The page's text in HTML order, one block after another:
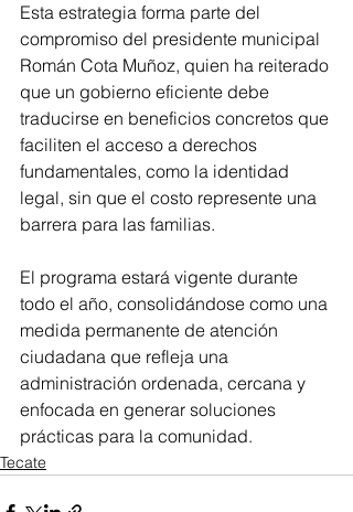
Esta estrategia forma parte del
compromiso del presidente municipal
Román Cota Muñoz, quien ha reiterado
que un gobierno eficiente debe
traducirse en beneficios concretos que
faciliten el acceso a derechos
fundamentales, como la identidad
legal, sin que el costo represente una
barrera para las familias.
El programa estará vigente durante
todo el año, consolidándose como una
medida permanente de atención
ciudadana que refleja una
administración ordenada, cercana y
enfocada en generar soluciones
prácticas para la comunidad.
Tecate